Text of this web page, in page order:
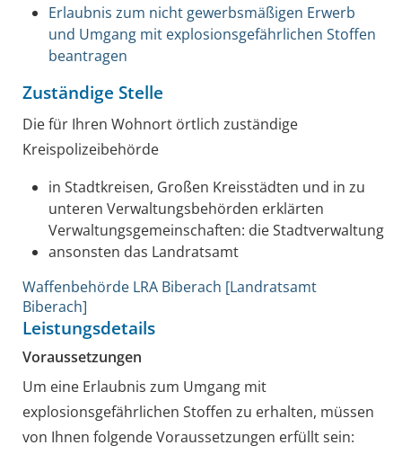
Erlaubnis zum nicht gewerbsmäßigen Erwerb
und Umgang mit explosionsgefährlichen Stoffen
beantragen
Zuständige Stelle
Die für Ihren Wohnort örtlich zuständige
Kreispolizeibehörde
in Stadtkreisen, Großen Kreisstädten und in zu
unteren Verwaltungsbehörden erklärten
Verwaltungsgemeinschaften: die Stadtverwaltung
ansonsten das Landratsamt
Waffenbehörde LRA Biberach [Landratsamt
Biberach]
Leistungsdetails
Voraussetzungen
Um eine Erlaubnis zum Umgang mit
explosionsgefährlichen Stoffen zu erhalten, müssen
von Ihnen folgende Voraussetzungen erfüllt sein: